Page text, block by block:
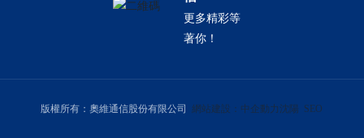
更多精彩等
著你！
版權所有：奧維通信股份有限公司網站建設：中企動力沈陽 SEO